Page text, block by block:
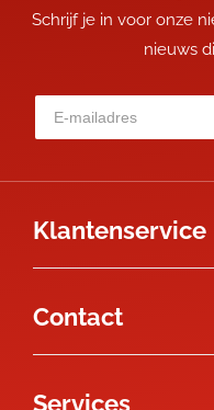
Schrijf je in voor onze
nieuws
Klantenservice
Contact
Services